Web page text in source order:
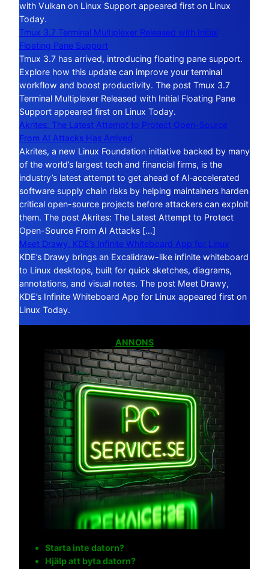
with Vulkan on Linux Support appeared first on Linux
Today.
Tmux 3.7 Terminal Multiplexer Released with Initial
Floating Pane Support
Tmux 3.7 has arrived, introducing floating pane support.
Explore how this update can improve your terminal
workflow and boost productivity. The post Tmux 3.7
Terminal Multiplexer Released with Initial Floating Pane
Support appeared first on Linux Today.
Akrites: The Latest Attempt to Protect Open-Source
From AI Attacks Has Arrived
Akrites, a new Linux Foundation initiative backed by many
of the world’s largest tech and financial firms, is the
industry’s latest attempt to get ahead of AI‑accelerated
software supply chain risks by helping maintainers harden
critical open-source projects before attackers can exploit
them. The post Akrites: The Latest Attempt to Protect
Open-Source From AI Attacks […]
Meet Drawy, KDE’s Infinite Whiteboard App for Linux
KDE’s Drawy brings an Excalidraw-like infinite whiteboard
to Linux desktops, built for quick sketches, diagrams,
annotations, and visual notes. The post Meet Drawy,
KDE’s Infinite Whiteboard App for Linux appeared first on
Linux Today.
ANNONS
Starta inte datorn?
Hjälp att byta datorn?